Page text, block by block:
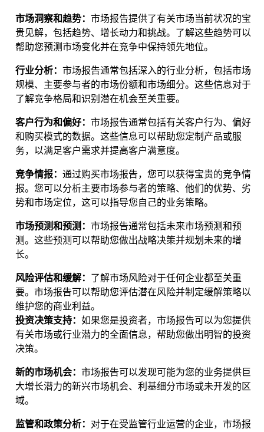
市场洞察和趋势： 市场报告提供了有关市场当前状况的宝
贵见解，包括趋势、增长动力和挑战。了解这些趋势可以
帮助您预测市场变化并在竞争中保持领先地位。
行业分析： 市场报告通常包括深入的行业分析，包括市场
规模、主要参与者的市场份额和市场细分。这些信息对于
了解竞争格局和识别潜在机会至关重要。
客户行为和偏好： 市场报告通常包括有关客户行为、偏好
和购买模式的数据。这些信息可以帮助您定制产品或服
务，以满足客户需求并提高客户满意度。
竞争情报： 通过购买市场报告，您可以获得宝贵的竞争情
报。您可以分析主要市场参与者的策略、他们的优势、劣
势和市场定位，这可以指导您自己的业务策略。
市场预测和预测： 市场报告通常包括未来市场预测和预
测。这些预测可以帮助您做出战略决策并规划未来的增
长。
风险评估和缓解： 了解市场风险对于任何企业都至关重
要。市场报告可以帮助您评估潜在风险并制定缓解策略以
维护您的商业利益。
投资决策支持： 如果您是投资者，市场报告可以为您提供
有关市场或行业潜力的全面信息，帮助您做出明智的投资
决策。
新的市场机会： 市场报告可以发现可能为您的业务提供巨
大增长潜力的新兴市场机会、利基细分市场或未开发的区
域。
监管和政策分析： 对于在受监管行业运营的企业，市场报